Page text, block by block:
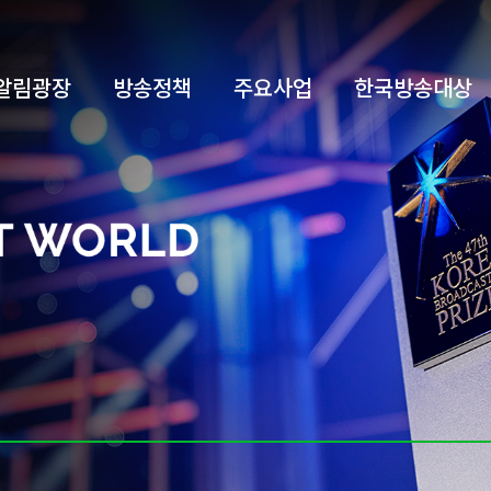
림광장 방송정책 주요사업 한국방송대상